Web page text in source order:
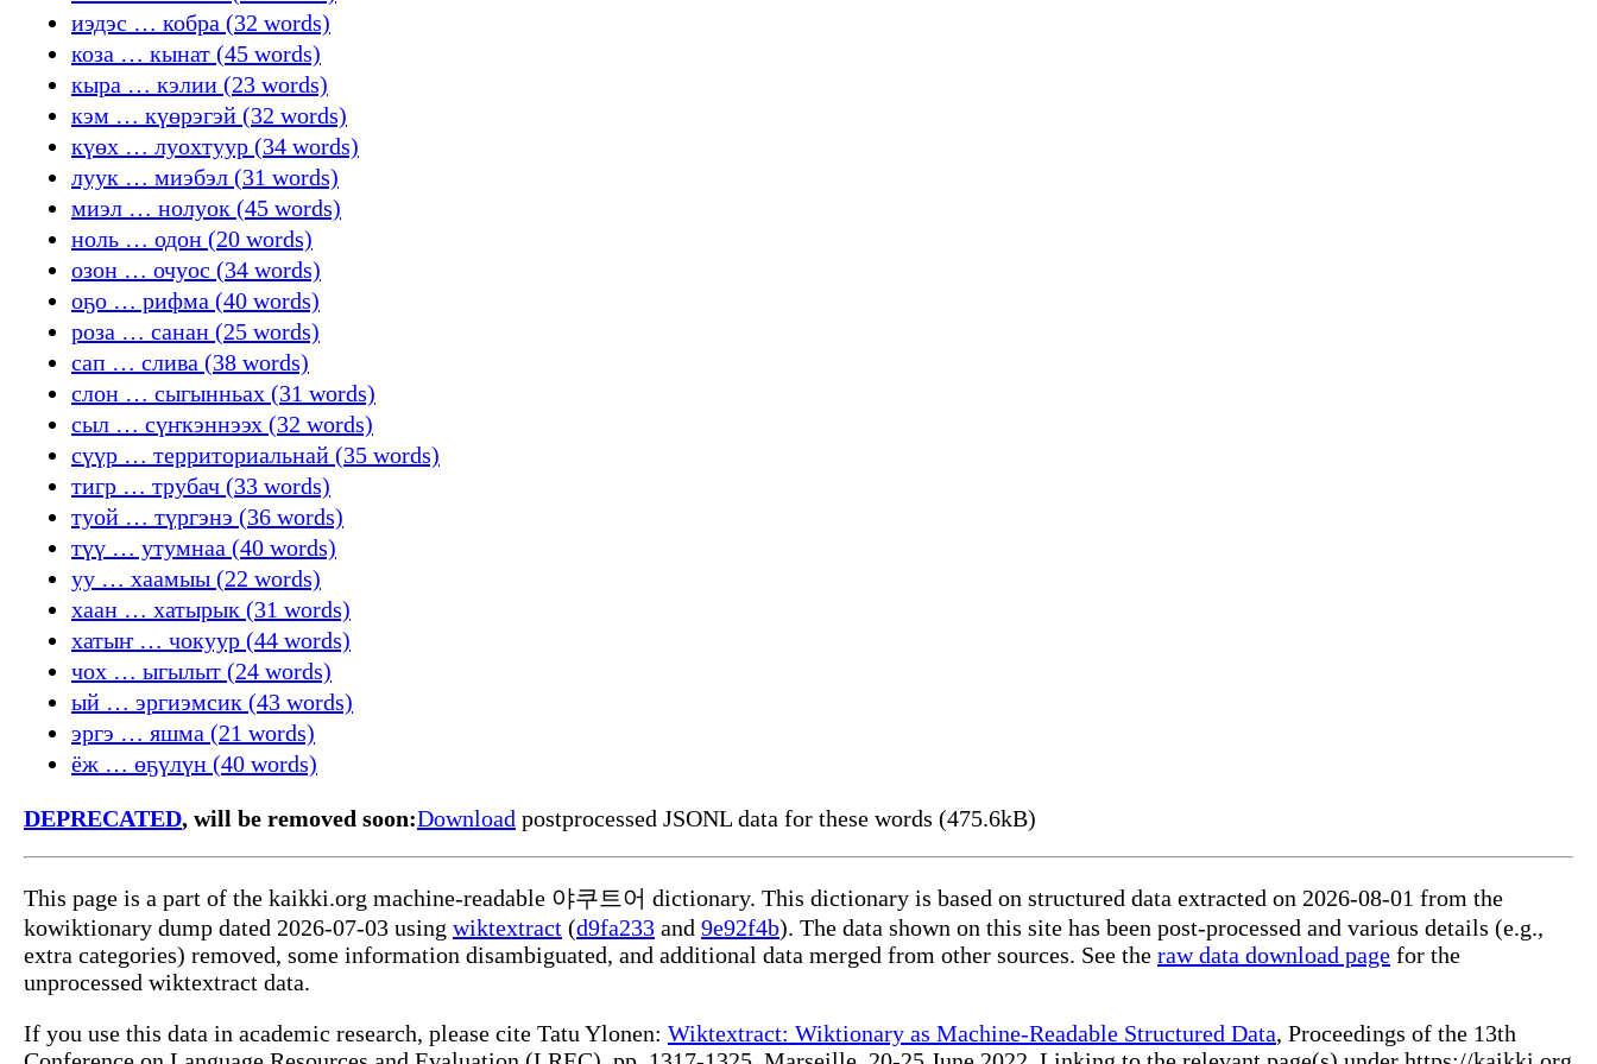
иэдэс … кобра (32 words)
коза … кынат (45 words)
кыра … кэлии (23 words)
кэм … күөрэгэй (32 words)
күөх … луохтуур (34 words)
луук … миэбэл (31 words)
миэл … нолуок (45 words)
ноль … одон (20 words)
озон … очуос (34 words)
оҕо … рифма (40 words)
роза … санан (25 words)
сап … слива (38 words)
слон … сыгынньах (31 words)
сыл … сүҥкэннээх (32 words)
сүүр … территориальнай (35 words)
тигр … трубач (33 words)
туой … түргэнэ (36 words)
түү … утумнаа (40 words)
уу … хаамыы (22 words)
хаан … хатырык (31 words)
хатыҥ … чокуур (44 words)
чох … ыгылыт (24 words)
ый … эргиэмсик (43 words)
эргэ … яшма (21 words)
ёж … өҕүлүн (40 words)
DEPRECATED, will be removed soon:Download postprocessed JSONL data for these words (475.6kB)
This page is a part of the kaikki.org machine-readable 야쿠트어 dictionary. This dictionary is based on structured data extracted on 2026-08-01 from the
kowiktionary dump dated 2026-07-03 using wiktextract (d9fa233 and 9e92f4b). The data shown on this site has been post-processed and various details (e.g.,
extra categories) removed, some information disambiguated, and additional data merged from other sources. See the raw data download page for the
unprocessed wiktextract data.
If you use this data in academic research, please cite Tatu Ylonen: Wiktextract: Wiktionary as Machine-Readable Structured Data, Proceedings of the 13th